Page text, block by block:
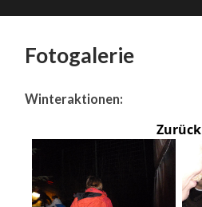
Fotogalerie
Winteraktionen:
Zurück